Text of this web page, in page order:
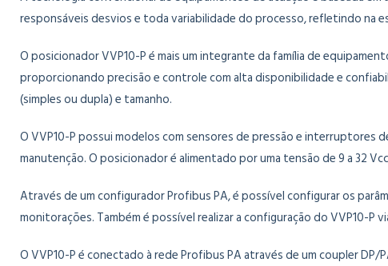
responsáveis desvios e toda variabilidade do processo, refletindo na
O posicionador VVP10-P é mais um integrante da família de
proporcionando precisão e controle com alta disponibilidade e
(simples ou dupla) e tamanho.
O VVP10-P possui modelos com sensores de pressão e interruptores
manutenção. O posicionador é alimentado por uma tensão de 9 a 32
Através de um configurador Profibus PA, é possível configurar os
monitorações. Também é possível realizar a configuração do VVP10-P
O VVP10-P é conectado à rede Profibus PA através de um coupler